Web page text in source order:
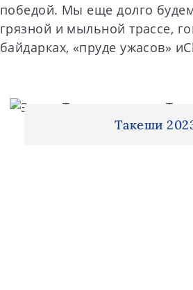
победой. Мы еще долго
грязной и мыльной трассе,
байдарках, «пруде ужасов»
Такеши